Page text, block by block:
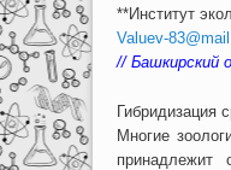
**Институт
Valuev-
// Башкирский
Гибридизация
Многие